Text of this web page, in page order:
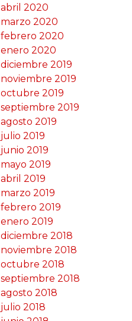
abril 2020
marzo 2020
febrero 2020
enero 2020
diciembre 2019
noviembre 2019
octubre 2019
septiembre 2019
agosto 2019
julio 2019
junio 2019
mayo 2019
abril 2019
marzo 2019
febrero 2019
enero 2019
diciembre 2018
noviembre 2018
octubre 2018
septiembre 2018
agosto 2018
julio 2018